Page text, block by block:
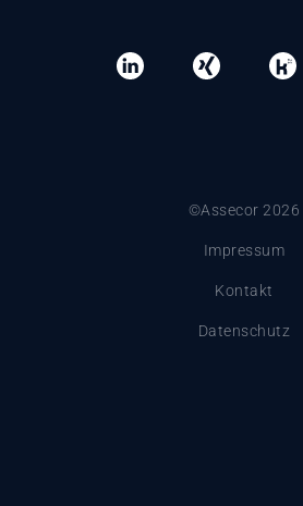
©Assecor 2026
Impressum
Kontakt
Datenschutz